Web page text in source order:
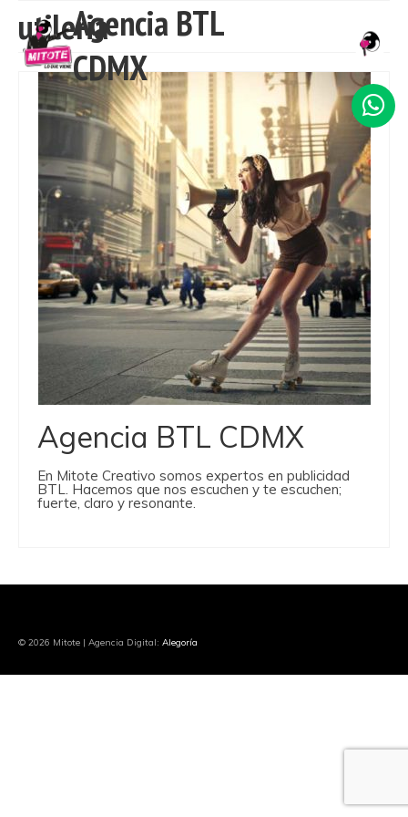
Agencia BTL
CDMX
INICIO
NOSOTROS
SERVICIOS
TRABAJO
CLIENTES
CONTACTO
utileria
Agencia BTL CDMX
En Mitote Creativo somos expertos en publicidad
BTL. Hacemos que nos escuchen y te escuchen;
fuerte, claro y resonante.
© 2026 Mitote | Agencia Digital: Alegoría